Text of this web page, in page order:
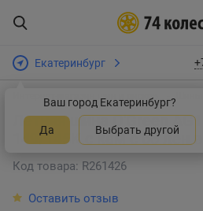
Екатеринбург
Ваш город Екатеринбург?
Да Выбрать другой
Интернет-магазин шин и дисков
Летняя шина O'Green
149/145K с кам с об лен
Код товара: R261426
Оставить отзыв